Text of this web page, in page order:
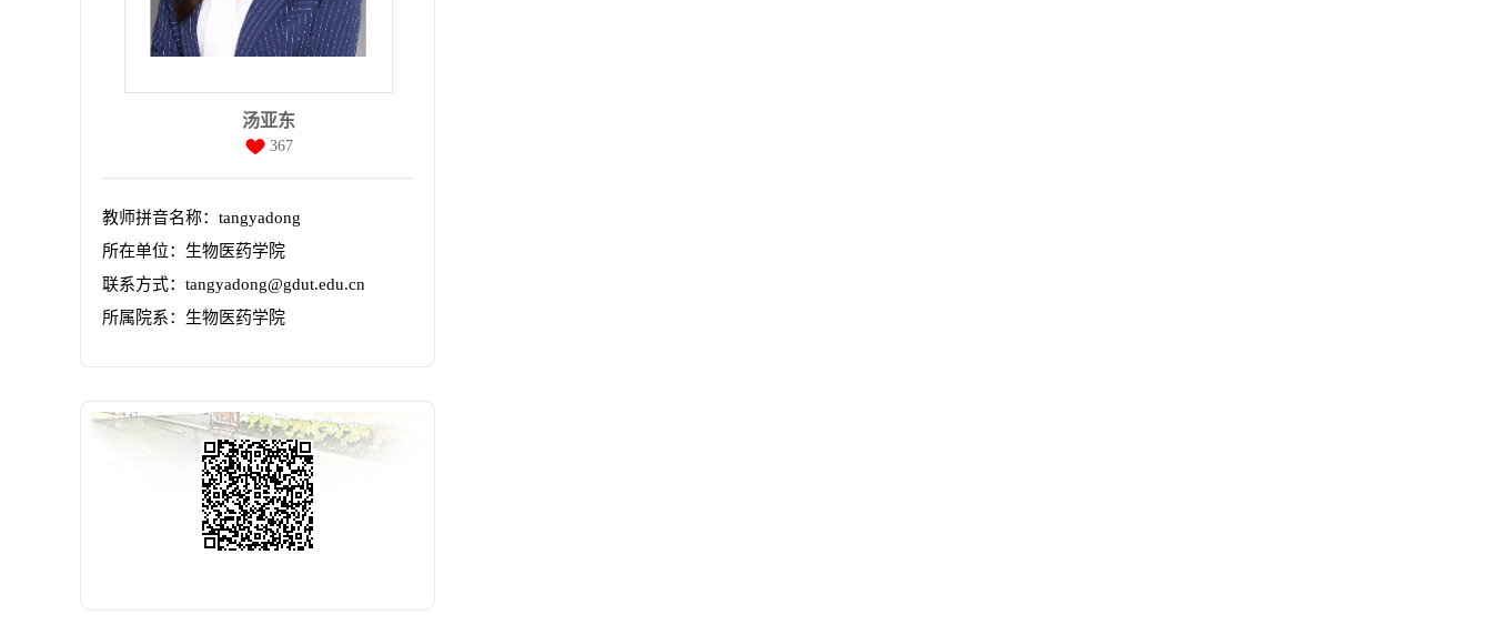
汤亚东
367
教师拼音名称：tangyadong
所在单位：生物医药学院
联系方式：tangyadong@gdut.edu.cn
所属院系：生物医药学院